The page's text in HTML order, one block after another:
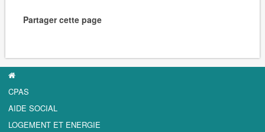
Partager cette page
CPAS
AIDE SOCIAL
LOGEMENT ET ENERGIE